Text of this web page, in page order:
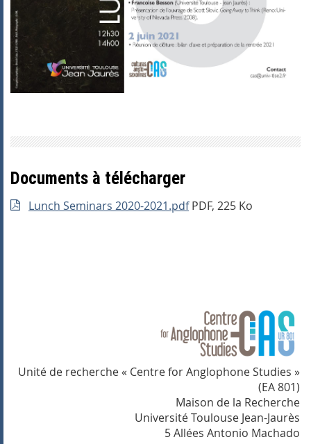
Documents à télécharger
Lunch Seminars 2020-2021.pdf PDF, 225 Ko
Unité de recherche « Centre for Anglophone Studies »
(EA 801)
Maison de la Recherche
Université Toulouse Jean-Jaurès
5 Allées Antonio Machado